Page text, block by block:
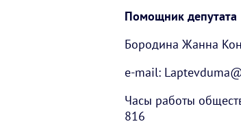
Помощник депутата
Бородина Жанна
e-mail:
Часы работы
816